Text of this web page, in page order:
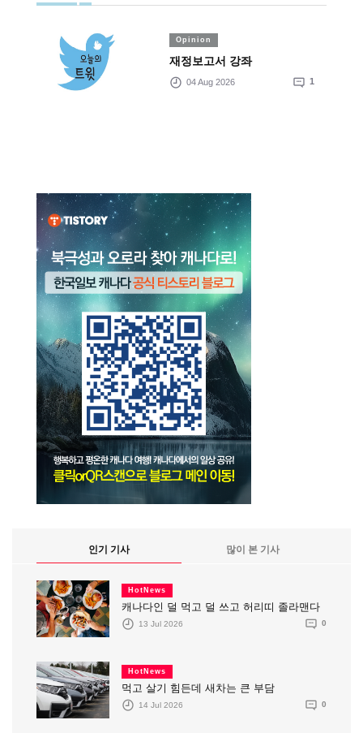
Opinion
재정보고서 강좌
04 Aug 2026 1
인기 기사 많이 본 기사
HotNews
캐나다인 덜 먹고 덜 쓰고 허리띠 졸라맨다
13 Jul 2026 0
HotNews
먹고 살기 힘든데 새차는 큰 부담
14 Jul 2026 0